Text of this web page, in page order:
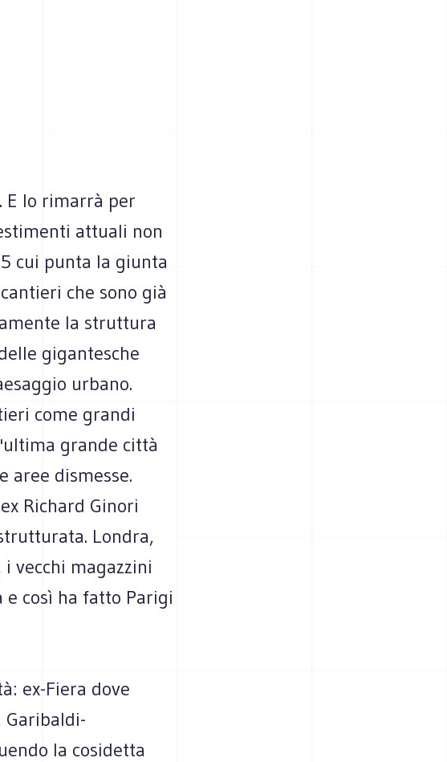
E lo rimarrà per
attuali non
cui punta la giunta
che sono già
la struttura
gigantesche
urbano.
come grandi
grande città
aree dismesse.
Richard Ginori
Londra,
vecchi magazzini
così ha fatto Parigi
ex-Fiera dove
la cosidetta